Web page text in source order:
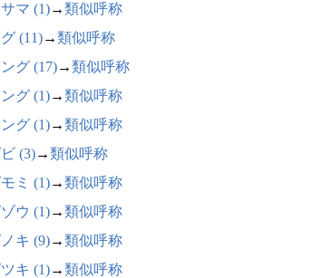
マ (1)→類似呼称
(11)→類似呼称
グ (17)→類似呼称
グ (1)→類似呼称
グ (1)→類似呼称
(3)→類似呼称
ミ (1)→類似呼称
ウ (1)→類似呼称
キ (9)→類似呼称
キ (1)→類似呼称